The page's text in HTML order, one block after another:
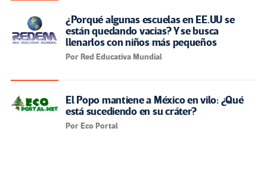
¿Porqué algunas escuelas en EE.UU se
están quedando vacias? Y se busca
llenarlos con niños más pequeños
Por Red Educativa Mundial
El Popo mantiene a México en vilo: ¿Qué
está sucediendo en su cráter?
Por Eco Portal